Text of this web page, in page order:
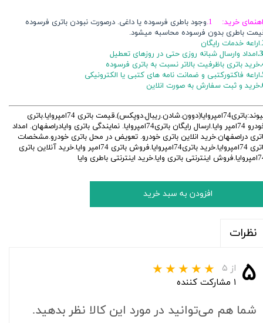
خرید: 1.
وجود باطری فرسوده یا داغی. درصورت نبودن باتری فرسوده
باطری بدون فرسوده محاسبه میشود.
3. امداد وارسال شبانه روزی حتی در روزهای تعطیل
خرید باتری باظرفیت بالاتر نسبت به باتری فرسوده
اراعه فاکتورکتبی و ضمانت نامه های کتبی یا الکترونیکی
خرید و ثبت سفارش به صورت انلاین
پیوند:باتری74امپروایا(دوون.شادن.ریبال.دوپکس).قیمت باتری 74امپروایا.باتری
خودرو 74امپر وایا.ارسال رایگان باتری74امپروایا. نمایندگی باتری وایادراصفهان. امداد
دراصفهان.خرید انلاین باتری خودرو. تعویض در محل باتری خودرو.مشخصات
باتری 74امپروایا.خرید باتری74امپروایا.فروش باتری 74امپر وایا.خرید آنلاین باتری
اینترنتی باطری وایا
افزودن به سبد خرید
نظرات
۵ از ۵
۱ مشارکت کننده
شما هم می‌توانید در مورد این کالا نظر بدهید.